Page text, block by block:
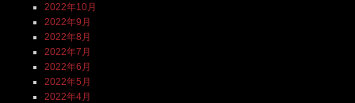
2022年10月
2022年9月
2022年8月
2022年7月
2022年6月
2022年5月
2022年4月